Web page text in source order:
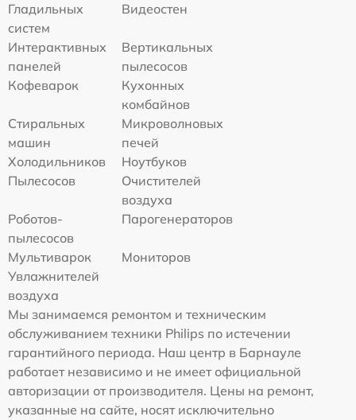
Гладильных
систем
Видеостен
Интерактивных
панелей
Вертикальных
пылесосов
Кофеварок
Кухонных
комбайнов
Стиральных
машин
Микроволновых
печей
Холодильников
Ноутбуков
Пылесосов
Очистителей
воздуха
Роботов-
пылесосов
Парогенераторов
Мультиварок
Мониторов
Увлажнителей
воздуха
Мы занимаемся ремонтом и техническим
обслуживанием техники Philips по истечении
гарантийного периода. Наш центр в Барнауле
работает независимо и не имеет официальной
авторизации от производителя. Цены на ремонт,
указанные на сайте, носят исключительно